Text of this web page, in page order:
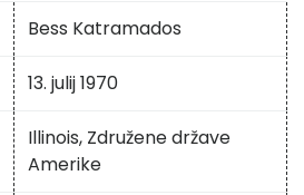
Bess Katramados
13. julij 1970
Illinois, Združene države
Amerike